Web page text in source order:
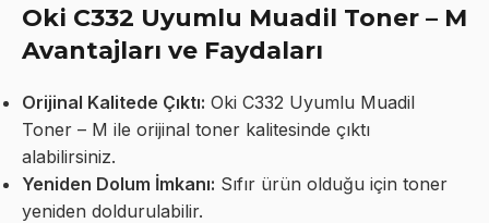
Oki C332 Uyumlu Muadil Toner – M
Avantajları ve Faydaları
Orijinal Kalitede Çıktı: Oki C332 Uyumlu Muadil
Toner – M ile orijinal toner kalitesinde çıktı
alabilirsiniz.
Yeniden Dolum İmkanı: Sıfır ürün olduğu için toner
yeniden doldurulabilir.